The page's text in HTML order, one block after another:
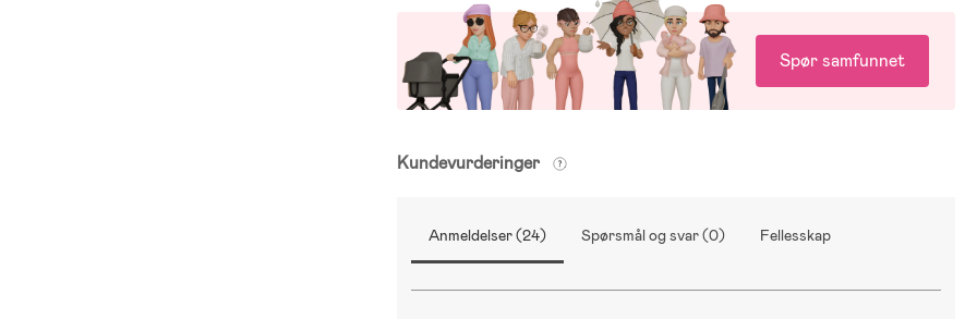
Spør samfunnet
Kundevurderinger
Anmeldelser (24) Spørsmål og svar (0) Fellesskap